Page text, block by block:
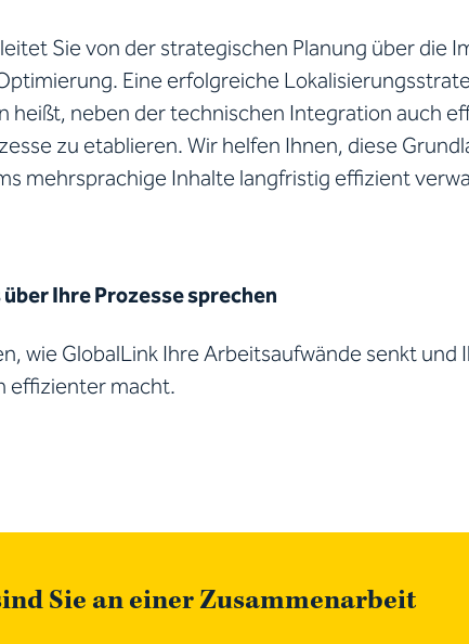
Sie von der strategischen Planung über die
Eine erfolgreiche
heißt, neben der technischen Integration auch
zu etablieren. Wir helfen Ihnen, diese
mehrsprachige Inhalte langfristig effizient
über Ihre Prozesse sprechen
wie GlobalLink Ihre Arbeitsaufwände senkt und
effizienter macht.
Sie an einer Zusammenarbeit